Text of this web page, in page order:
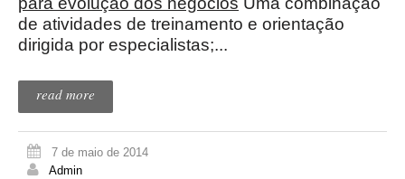
de atividades de treinamento e orientação
dirigida por especialistas;...
read more
7 de maio de 2014
Admin